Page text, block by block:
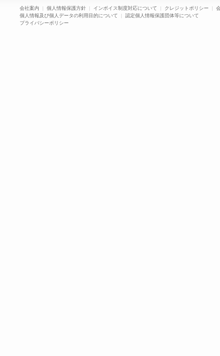
会社案内 | 個人情報保護方針 | インボイス制度対応について | クレジットポリシー |
個人情報及び個人データの利用目的について | 認定個人情報保護団体等について
プライバシーポリシー